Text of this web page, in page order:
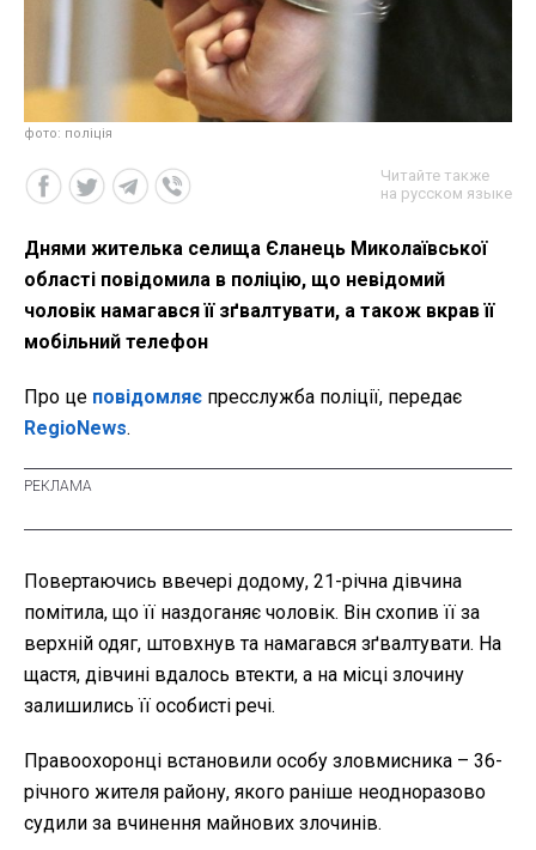
фото: поліція
Читайте также
на русском языке
Днями жителька селища Єланець Миколаївської
області повідомила в поліцію, що невідомий
чоловік намагався її зґвалтувати, а також вкрав її
мобільний телефон
Про це повідомляє пресслужба поліції, передає
RegioNews.
Повертаючись ввечері додому, 21-річна дівчина
помітила, що її наздоганяє чоловік. Він схопив її за
верхній одяг, штовхнув та намагався зґвалтувати. На
щастя, дівчині вдалось втекти, а на місці злочину
залишились її особисті речі.
Правоохоронці встановили особу зловмисника – 36-
річного жителя району, якого раніше неодноразово
судили за вчинення майнових злочинів.